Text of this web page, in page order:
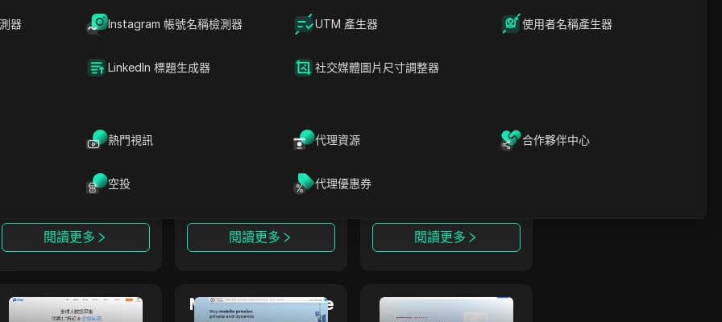
器 Instagram 帳號名稱檢測器 UTM 產生器 使用者名稱產生器
LinkedIn 標題生成器 社交媒體圖片尺寸調整器
熱門視訊 代理資源 合作夥伴中心
空投 代理優惠券
ISP代理和靜態數據中
全球200多個國家和地
區提供服務，擁有超過
接成功率。它支持無限
制並發連接和帶寬使
商、廣告驗證、數據抓
取和多賬戶管理等場
性、高性能和專業的客
戶支持，BestProxy幫
閱讀更多
中心）和移動代理，已
閱讀更多
匿名性、擴展業務並安
全地訪問關鍵數據。我
種使用場景下有效且不
NinjaProxy 是一家受
歡迎的服務提供商，已
匿名訪問網絡提供高品
質代理服務。其全球網
置，作為其數據中心、
住宅和移動代理的支
閱讀更多
IpnProxy.com 在提供
安全高效的網路抓取、
務方面，憑藉其出色的
穩定性，成為企業和個
IpnProxy.com 提供多
種功能，滿足各種需
閱讀更多
KeyProxy 提供高級企
業級移動代理，旨在滿
質量的移動代理，強調
穩定性、安全性和速
技術，幫助您輕鬆實現
目標。
閱讀更多
IPWO MobileProxySpace Evomi